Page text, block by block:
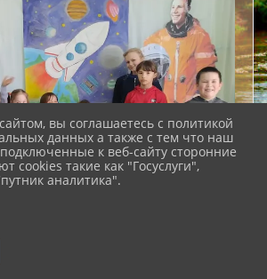
вы соглашаетесь с политикой
данных а также с тем что наш
к веб-сайту сторонние
cookies такие как "Госуслуги",
аналитика".